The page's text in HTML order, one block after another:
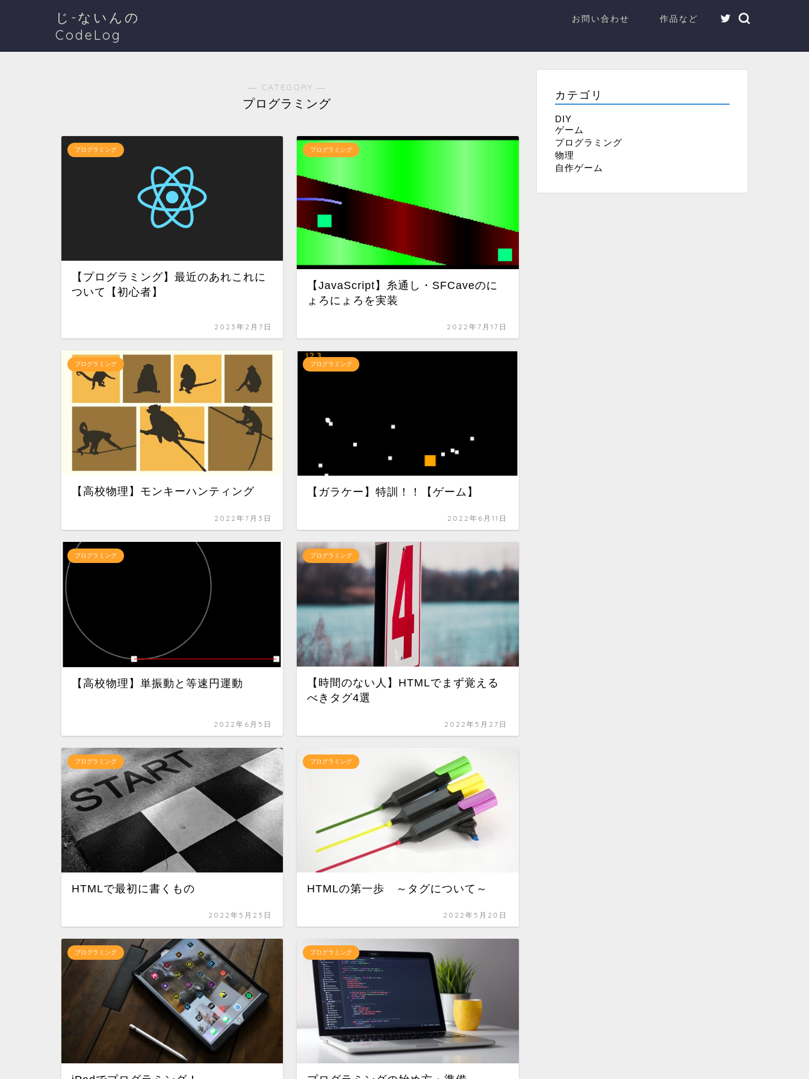
じ-ないんの
CodeLog
お問い合わせ 作品など
― CATEGORY ―
プログラミング
プログラミング
【プログラミング】最近のあれこれに
ついて【初心者】
2023年2月7日
プログラミング
【JavaScript】糸通し・SFCaveのに
ょろにょろを実装
2022年7月17日
プログラミング
【高校物理】モンキーハンティング
2022年7月3日
プログラミング
【ガラケー】特訓！！【ゲーム】
2022年6月11日
プログラミング
【高校物理】単振動と等速円運動
2022年6月5日
プログラミング
【時間のない人】HTMLでまず覚える
べきタグ4選
2022年5月27日
プログラミング
HTMLで最初に書くもの
2022年5月23日
プログラミング
HTMLの第一歩 ～タグについて～
2022年5月20日
プログラミング プログラミング
カテゴリ
DIY
ゲーム
プログラミング
物理
自作ゲーム